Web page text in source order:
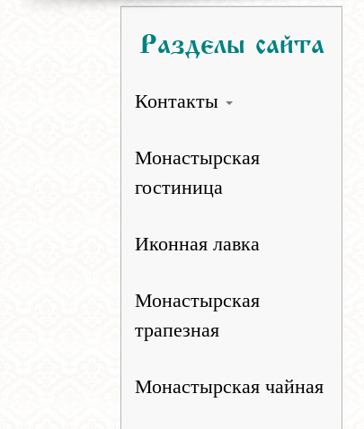
Разделы сайта
Контакты
Монастырская
гостиница
Иконная лавка
Монастырская
трапезная
Монастырская чайная